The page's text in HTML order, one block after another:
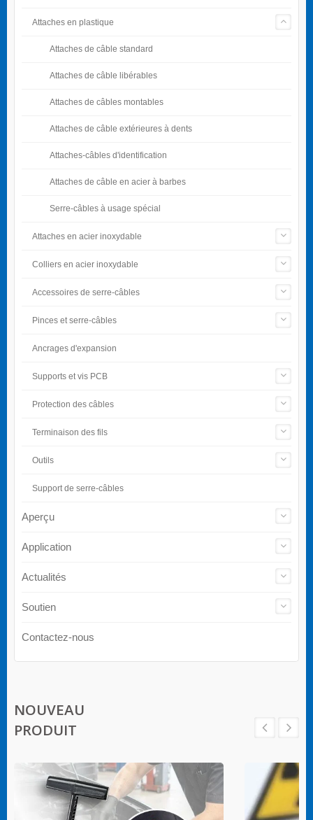
Attaches en plastique
Attaches de câble standard
Attaches de câble libérables
Attaches de câbles montables
Attaches de câble extérieures à dents
Attaches-câbles d'identification
Attaches de câble en acier à barbes
Serre-câbles à usage spécial
Attaches en acier inoxydable
Colliers en acier inoxydable
Accessoires de serre-câbles
Pinces et serre-câbles
Ancrages d'expansion
Supports et vis PCB
Protection des câbles
Terminaison des fils
Outils
Support de serre-câbles
Aperçu
Application
Actualités
Soutien
Contactez-nous
NOUVEAU
PRODUIT